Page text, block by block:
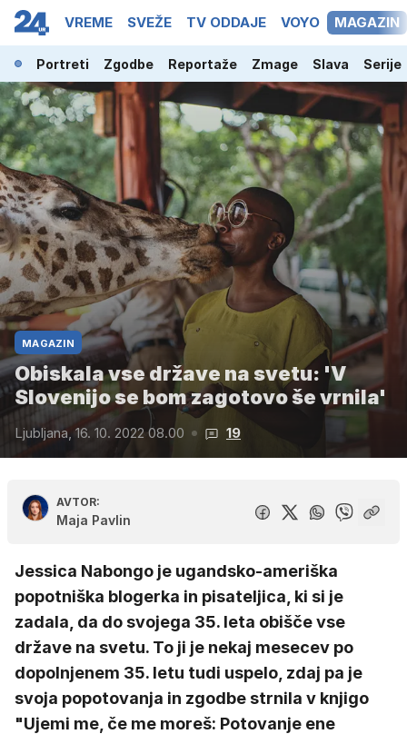
VREME SVEŽE TV ODDAJE VOYO MAGAZIN
Portreti Zgodbe Reportaže Zmage Slava Serije
MAGAZIN
Obiskala vse države na svetu: 'V
Slovenijo se bom zagotovo še vrnila'
Ljubljana, 16. 10. 2022 08.00 19
AVTOR:
Maja Pavlin
Jessica Nabongo je ugandsko-ameriška
popotniška blogerka in pisateljica, ki si je
zadala, da do svojega 35. leta obišče vse
države na svetu. To ji je nekaj mesecev po
dopolnjenem 35. letu tudi uspelo, zdaj pa je
svoja popotovanja in zgodbe strnila v knjigo
"Ujemi me, če me moreš: Potovanje ene